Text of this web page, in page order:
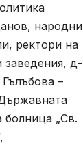
народни
ректори на
заведения, д-
–
болница „Св.